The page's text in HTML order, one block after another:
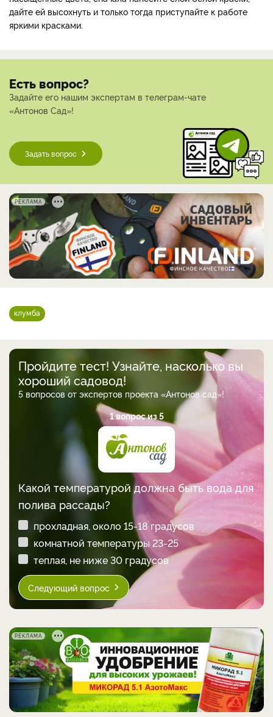
дайте ей высохнуть и только тогда приступайте к работе
яркими красками.
Есть вопрос?
Задайте его нашим экспертам в телеграм-чате
«Антонов Сад»!
Задать вопрос
РЕКЛАМА
клумба
Пройдите тест! Узнайте, насколько вы
хороший садовод!
5 вопросов от экспертов проекта «Антонов сад»!
1 вопрос из 5
Какой температурой должна быть вода для
полива рассады?
прохладная, около 15-18 градусов
комнатной температуры 23-25
теплая, не ниже 30 градусов
Следующий вопрос
РЕКЛАМА